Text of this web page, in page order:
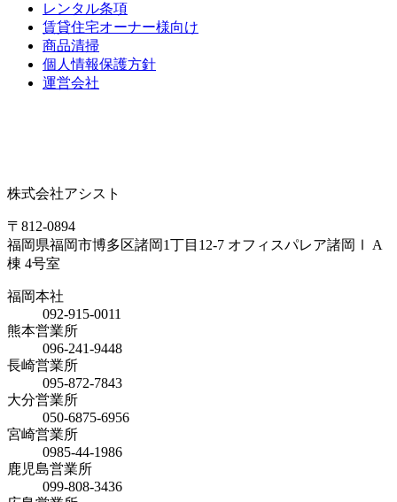
レンタル条項
賃貸住宅オーナー様向け
商品清掃
個人情報保護方針
運営会社
株式会社アシスト
〒812-0894
福岡県福岡市博多区諸岡1丁目12-7 オフィスパレア諸岡Ⅰ A
棟 4号室
福岡本社
092-915-0011
熊本営業所
096-241-9448
長崎営業所
095-872-7843
大分営業所
050-6875-6956
宮崎営業所
0985-44-1986
鹿児島営業所
099-808-3436